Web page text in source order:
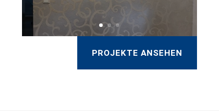
PROJEKTE ANSEHEN